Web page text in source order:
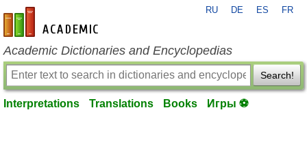
en-academic.com
RU DE ES FR
Academic Dictionaries and Encyclopedias
Search!
Interpretations Translations Books Игры ⚽